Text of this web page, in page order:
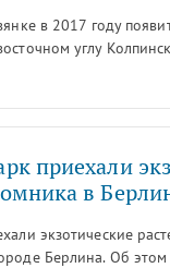
в 2017 году
углу
приехали
в
экзотические
Берлина. Об